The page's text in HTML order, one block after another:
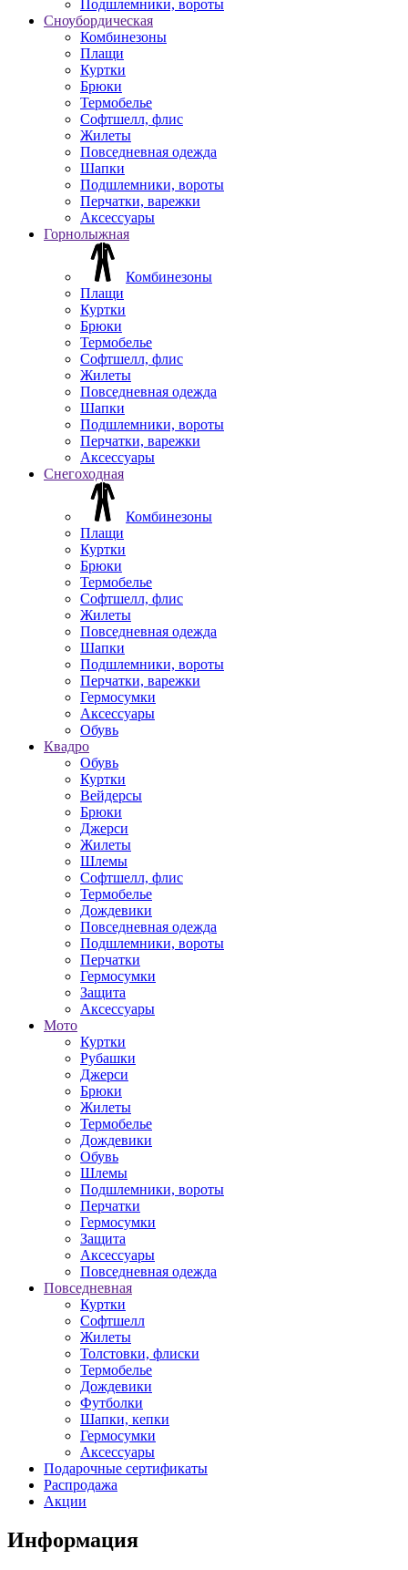
Подшлемники, вороты
Сноубордическая
Комбинезоны
Плащи
Куртки
Брюки
Термобелье
Софтшелл, флис
Жилеты
Повседневная одежда
Шапки
Подшлемники, вороты
Перчатки, варежки
Аксессуары
Горнолыжная
Комбинезоны
Плащи
Куртки
Брюки
Термобелье
Софтшелл, флис
Жилеты
Повседневная одежда
Шапки
Подшлемники, вороты
Перчатки, варежки
Аксессуары
Снегоходная
Комбинезоны
Плащи
Куртки
Брюки
Термобелье
Софтшелл, флис
Жилеты
Повседневная одежда
Шапки
Подшлемники, вороты
Перчатки, варежки
Гермосумки
Аксессуары
Обувь
Квадро
Обувь
Куртки
Вейдерсы
Брюки
Джерси
Жилеты
Шлемы
Софтшелл, флис
Термобелье
Дождевики
Повседневная одежда
Подшлемники, вороты
Перчатки
Гермосумки
Защита
Аксессуары
Мото
Куртки
Рубашки
Джерси
Брюки
Жилеты
Термобелье
Дождевики
Обувь
Шлемы
Подшлемники, вороты
Перчатки
Гермосумки
Защита
Аксессуары
Повседневная одежда
Повседневная
Куртки
Софтшелл
Жилеты
Толстовки, флиски
Термобелье
Дождевики
Футболки
Шапки, кепки
Гермосумки
Аксессуары
Подарочные сертификаты
Распродажа
Акции
Информация